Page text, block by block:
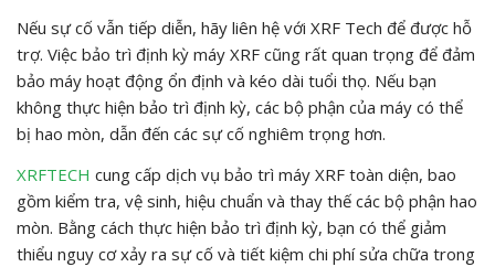
Nếu sự cố vẫn tiếp diễn, hãy liên hệ với XRF Tech để được hỗ
trợ. Việc bảo trì định kỳ máy XRF cũng rất quan trọng để đảm
bảo máy hoạt động ổn định và kéo dài tuổi thọ. Nếu bạn
không thực hiện bảo trì định kỳ, các bộ phận của máy có thể
bị hao mòn, dẫn đến các sự cố nghiêm trọng hơn.
XRFTECH cung cấp dịch vụ bảo trì máy XRF toàn diện, bao
gồm kiểm tra, vệ sinh, hiệu chuẩn và thay thế các bộ phận hao
mòn. Bằng cách thực hiện bảo trì định kỳ, bạn có thể giảm
thiểu nguy cơ xảy ra sự cố và tiết kiệm chi phí sửa chữa trong